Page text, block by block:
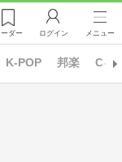
ーダー ログイン メニュー
K-POP 邦楽 C-